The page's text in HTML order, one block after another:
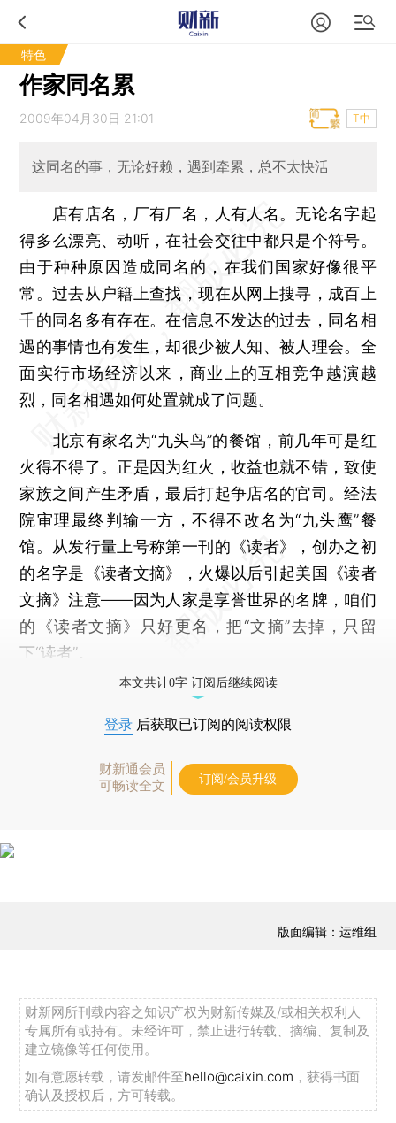
特色
作家同名累
2009年04月30日 21:01 T中
这同名的事，无论好赖，遇到牵累，总不太快活
店有店名，厂有厂名，人有人名。无论名字起
得多么漂亮、动听，在社会交往中都只是个符号。
由于种种原因造成同名的，在我们国家好像很平
常。过去从户籍上查找，现在从网上搜寻，成百上
千的同名多有存在。在信息不发达的过去，同名相
遇的事情也有发生，却很少被人知、被人理会。全
面实行市场经济以来，商业上的互相竞争越演越
烈，同名相遇如何处置就成了问题。
北京有家名为“九头鸟”的餐馆，前几年可是红
火得不得了。正是因为红火，收益也就不错，致使
家族之间产生矛盾，最后打起争店名的官司。经法
院审理最终判输一方，不得不改名为“九头鹰”餐
馆。从发行量上号称第一刊的《读者》，创办之初
的名字是《读者文摘》，火爆以后引起美国《读者
文摘》注意——因为人家是享誉世界的名牌，咱们
的《读者文摘》只好更名，把“文摘”去掉，只留
下“读者”。
本文共计0字 订阅后继续阅读
登录 后获取已订阅的阅读权限
财新通会员
可畅读全文
订阅/会员升级
版面编辑：运维组
财新网所刊载内容之知识产权为财新传媒及/或相关权利人
专属所有或持有。未经许可，禁止进行转载、摘编、复制及
建立镜像等任何使用。
如有意愿转载，请发邮件至hello@caixin.com ，获得书面
确认及授权后，方可转载。